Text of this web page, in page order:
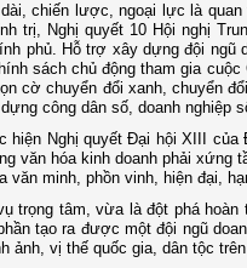
chiến lược, ngoại lực là quan
trị, Nghị quyết 10 Hội nghị
phủ. Hỗ trợ xây dựng đội
sách chủ động tham gia
cờ chuyển đổi xanh, chuyển
công dân số, doanh nghiệp
Nghị quyết Đại hội XIII
văn hóa kinh doanh phải xứng
minh, phồn vinh, hiện đại,
tâm, vừa là đột phá hoàn
tạo ra được một đội ngũ
ảnh, vị thế quốc gia, dân tộc